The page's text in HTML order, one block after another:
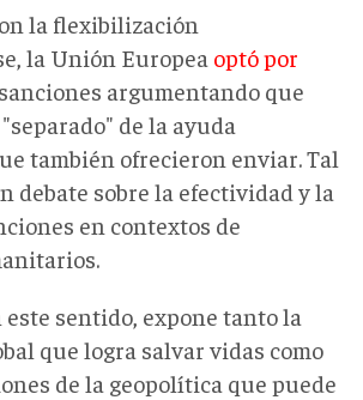
la flexibilización
la Unión Europea optó por
argumentando que
de la ayuda
también ofrecieron enviar. Tal
debate sobre la efectividad y la
en contextos de
este sentido, expone tanto la
que logra salvar vidas como
de la geopolítica que puede